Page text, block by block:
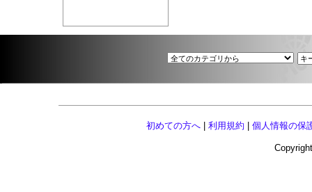
初めての方へ 利用規約 個人情報の保